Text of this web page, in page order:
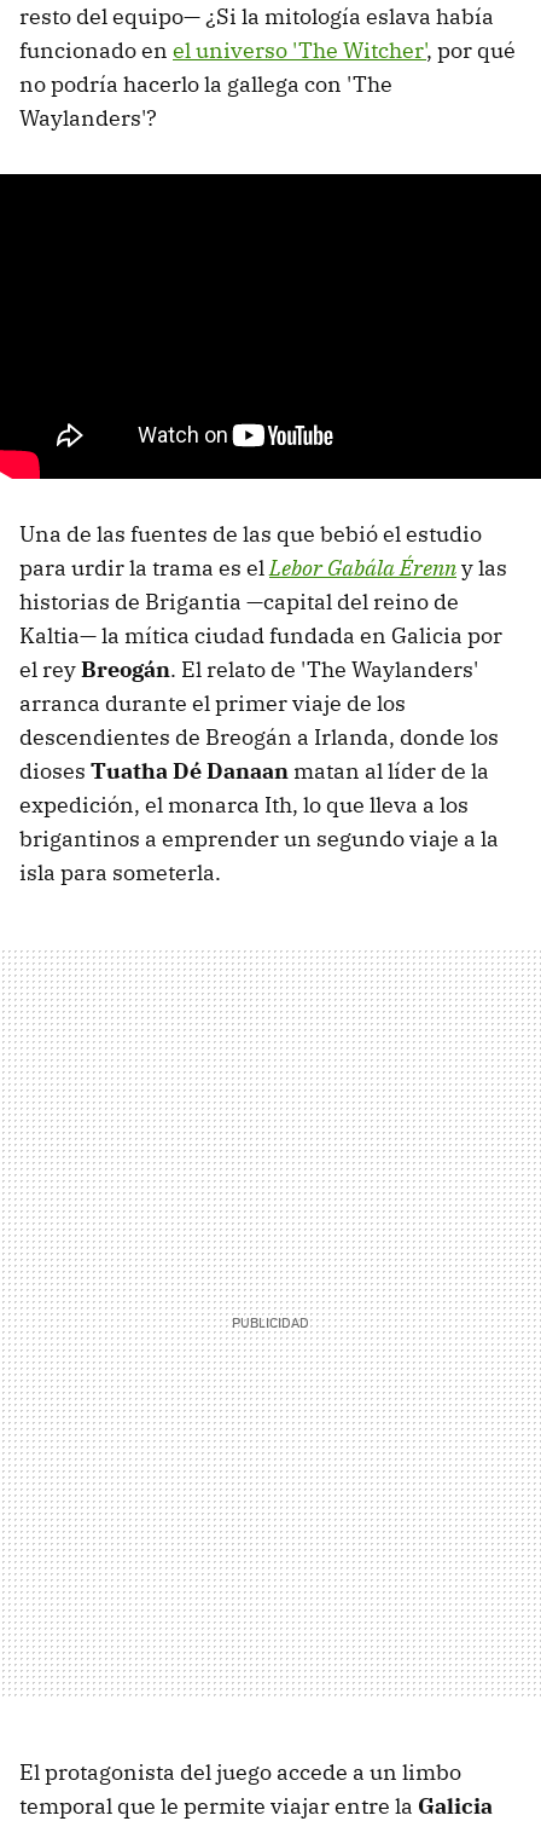
resto del equipo— ¿Si la mitología eslava había
funcionado en el universo 'The Witcher', por qué
no podría hacerlo la gallega con 'The
Waylanders'?
Una de las fuentes de las que bebió el estudio
para urdir la trama es elLebor Gabála Érenny las
historias de Brigantia —capital del reino de
Kaltia— la mítica ciudad fundada en Galicia por
el reyBreogán. El relato de 'The Waylanders'
arranca durante el primer viaje de los
descendientes de Breogán a Irlanda, donde los
dioses Tuatha Dé Danaan matan al líder de la
expedición, el monarca Ith, lo que lleva a los
brigantinos a emprender un segundo viaje a la
isla para someterla.
El protagonista del juego accede a un limbo
temporal que le permite viajar entre la Galicia